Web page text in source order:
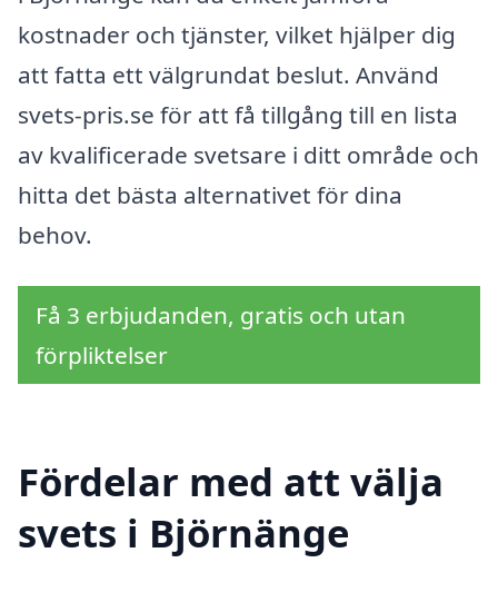
kostnader och tjänster, vilket hjälper dig
att fatta ett välgrundat beslut. Använd
svets-pris.se för att få tillgång till en lista
av kvalificerade svetsare i ditt område och
hitta det bästa alternativet för dina
behov.
Få 3 erbjudanden, gratis och utan
förpliktelser
Fördelar med att välja
svets i Björnänge